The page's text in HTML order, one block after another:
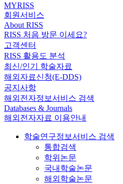
MYRISS
회원서비스
About RISS
RISS 처음 방문 이세요?
고객센터
RISS 활용도 분석
최신/인기 학술자료
해외자료신청(E-DDS)
공지사항
해외전자정보서비스 검색
Databases & Journals
해외전자자료 이용안내
학술연구정보서비스 검색
통합검색
학위논문
국내학술논문
해외학술논문